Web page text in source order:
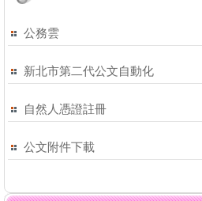
公務雲
新北市第二代公文自動化
自然人憑證註冊
公文附件下載